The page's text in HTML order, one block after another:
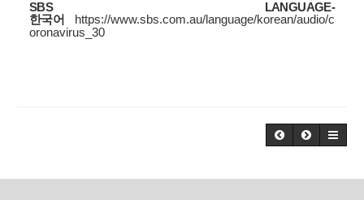
SBS LANGUAGE-
한국어
https://www.sbs.com.au/language/korean/audio/c
oronavirus_30